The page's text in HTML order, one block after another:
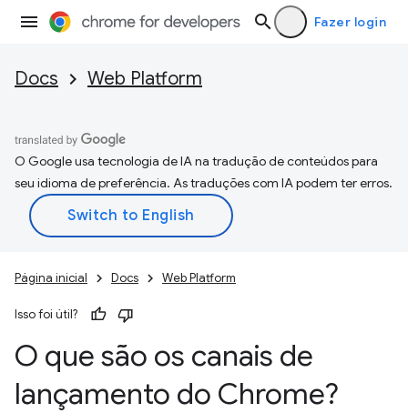
Fazer login
Docs Web Platform
O Google usa tecnologia de IA na tradução de conteúdos para
seu idioma de preferência. As traduções com IA podem ter erros.
Página inicial Docs Web Platform
Isso foi útil?
O que são os canais de
lançamento do Chrome?